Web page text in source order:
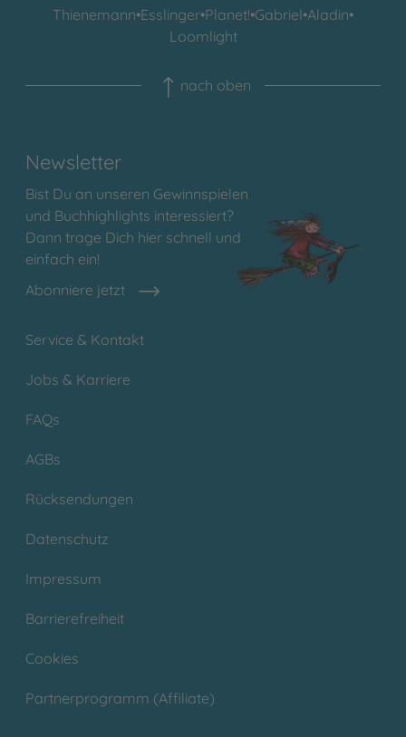
Thienemann•Esslinger•Planet!•Gabriel•Aladin•
Loomlight
nach oben
Newsletter
Bist Du an unseren Gewinnspielen
und Buchhighlights interessiert?
Dann trage Dich hier schnell und
einfach ein!
Abonniere jetzt
Service & Kontakt
Jobs & Karriere
FAQs
AGBs
Rücksendungen
Datenschutz
Impressum
Barrierefreiheit
Cookies
Partnerprogramm (Affiliate)